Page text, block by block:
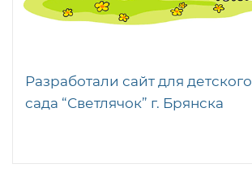
Разработали сайт для детского
сада “Светлячок” г. Брянска